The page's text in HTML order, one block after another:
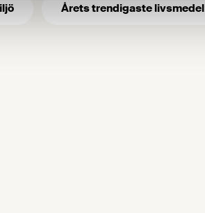
Årets trendigaste livsmedel